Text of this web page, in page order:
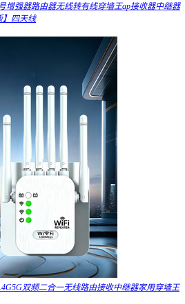
增强器路由器无线转有线穿墙王ap接收器中继器
】四天线
双频二合一无线路由接收中继器家用穿墙王